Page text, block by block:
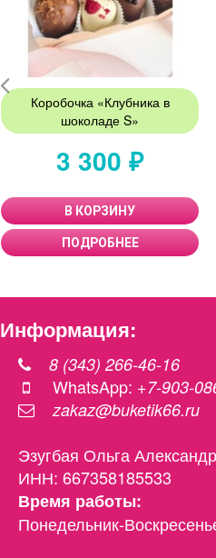
Коробочка «Клубника в
шоколаде S»
3 300 ₽
В КОРЗИНУ
ПОДРОБНЕЕ
Информация:
8 (343) 266-46-16
WhatsApp: +7-903-
zakaz@buketik66.ru
Эзугбая Ольга
ИНН: 667358185533
Время работы:
Понедельник-